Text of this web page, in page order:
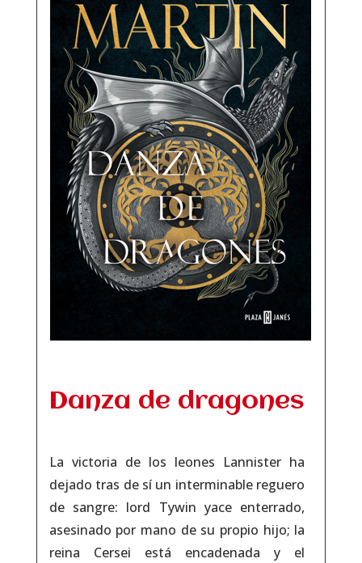
Danza de dragones
La victoria de los leones Lannister ha
dejado tras de sí un interminable reguero
de sangre: lord Tywin yace enterrado,
asesinado por mano de su propio hijo; la
reina Cersei está encadenada y el